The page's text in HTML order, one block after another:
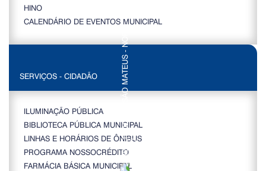
HINO
CALENDÁRIO DE EVENTOS MUNICIPAL
SERVIÇOS - CIDADÃO
ILUMINAÇÃO PÚBLICA
BIBLIOTECA PÚBLICA MUNICIPAL
LINHAS E HORÁRIOS DE ÔNIBUS
PROGRAMA NOSSOCRÉDITO
FARMÁCIA BÁSICA MUNICIPAL